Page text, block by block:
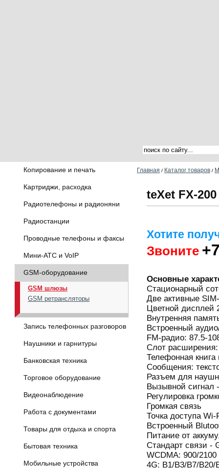
Копирование и печать
Картриджи, расходка
Радиотелефоны и радионяни
Радиостанции
Проводные телефоны и факсы
Мини-АТС и VoIP
GSM-оборудование
GSM шлюзы
GSM ретрансляторы
Запись телефонных разговоров
Наушники и гарнитуры
Банковская техника
Торговое оборудование
Видеонаблюдение
Работа с документами
Товары для отдыха и спорта
Бытовая техника
Мобильные устройства
Главная / Каталог товаров /
teXet FX-200
Хотите
Звоните
Основные
Стационарный
Две активные
Цветной дисплей
Внутренняя
Встроенный
FM-радио: 87.5-
Слот
Телефонная
Сообщения:
Разъем для
Вызывной сигнал
Регулировка
Громкая связь
Точка доступа Wi-
Встроенный
Питание от
Стандарт связи -
WCDMA: 900/2100
4G: B1/B3/B7/B20/